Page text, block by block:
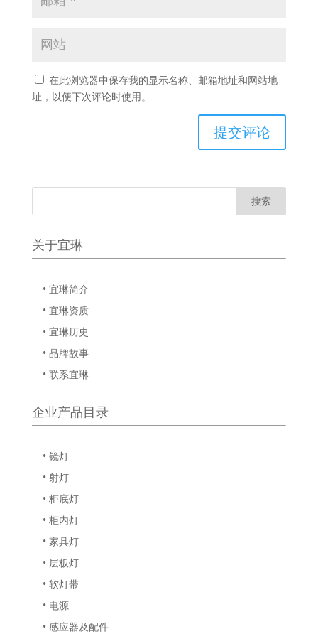
在此浏览器中保存我的显示名称、邮箱地址和网站地
址，以便下次评论时使用。
关于宜琳
• 宜琳简介
• 宜琳资质
• 宜琳历史
• 品牌故事
• 联系宜琳
企业产品目录
• 镜灯
• 射灯
• 柜底灯
• 柜内灯
• 家具灯
• 层板灯
• 软灯带
• 电源
• 感应器及配件